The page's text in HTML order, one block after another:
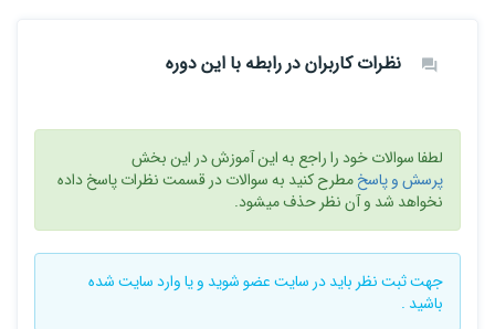
نظرات کاربران در رابطه با این دوره
لطفا سوالات خود را راجع به این آموزش در این بخش
پرسش و پاسخمطرح کنید به سوالات در قسمت نظرات پاسخ داده
نخواهد شد و آن نظر حذف میشود.
جهت ثبت نظر باید در سایتعضو شوید و یاوارد سایتشده
باشید .